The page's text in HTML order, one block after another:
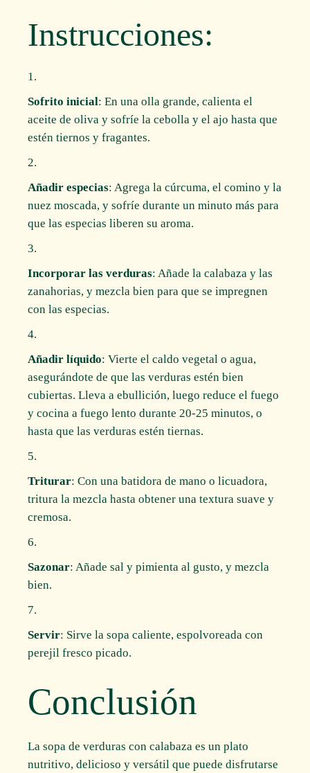
Instrucciones:
Sofrito inicial: En una olla grande, calienta el
aceite de oliva y sofríe la cebolla y el ajo hasta que
estén tiernos y fragantes.
Añadir especias: Agrega la cúrcuma, el comino y la
nuez moscada, y sofríe durante un minuto más para
que las especias liberen su aroma.
Incorporar las verduras: Añade la calabaza y las
zanahorias, y mezcla bien para que se impregnen
con las especias.
Añadir líquido: Vierte el caldo vegetal o agua,
asegurándote de que las verduras estén bien
cubiertas. Lleva a ebullición, luego reduce el fuego
y cocina a fuego lento durante 20-25 minutos, o
hasta que las verduras estén tiernas.
Triturar: Con una batidora de mano o licuadora,
tritura la mezcla hasta obtener una textura suave y
cremosa.
Sazonar: Añade sal y pimienta al gusto, y mezcla
bien.
Servir: Sirve la sopa caliente, espolvoreada con
perejil fresco picado.
Conclusión
La sopa de verduras con calabaza es un plato
nutritivo, delicioso y versátil que puede disfrutarse